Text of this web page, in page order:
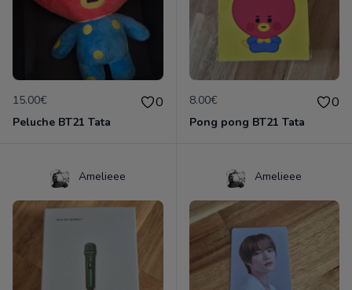
15.00€ 0
Peluche BT21 Tata
8.00€ 0
Pong pong BT21 Tata
Amelieee Amelieee